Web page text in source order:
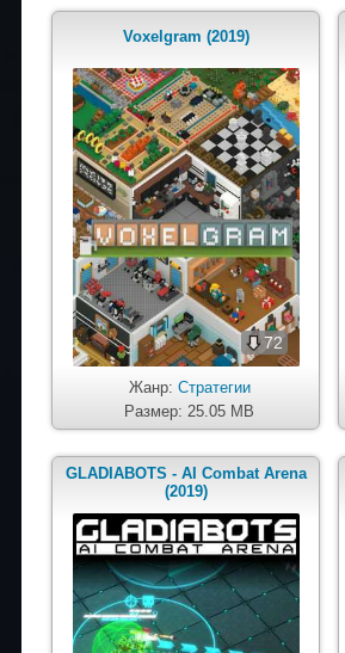
Voxelgram (2019)
72
Жанр: Стратегии
Размер: 25.05 MB
GLADIABOTS - AI Combat Arena
(2019)